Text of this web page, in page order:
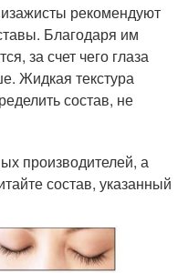
рекомендуют
Благодаря им
за счет чего глаза
Жидкая текстура
состав, не
производителей, а
состав, указанный